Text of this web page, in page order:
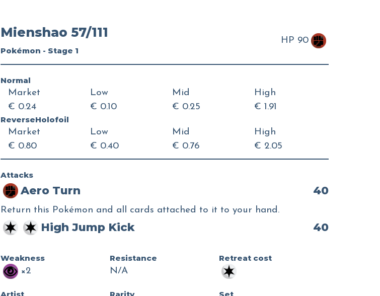
Mienshao 57/111
Pokémon - Stage 1
HP 90
Normal
Market
€ 0.24
Low
€ 0.10
Mid
€ 0.25
High
€ 1.91
ReverseHolofoil
Market
€ 0.80
Low
€ 0.40
Mid
€ 0.76
High
€ 2.05
Attacks
Aero Turn 40
Return this Pokémon and all cards attached to it to your hand.
High Jump Kick 40
Weakness
×2
Resistance
N/A
Retreat cost